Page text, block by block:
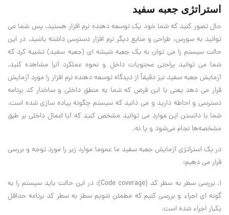
استراتژی جعبه سفید
حال تصور کنید که شما خود یک توسعه دهنده نرم افزار هستید، پس شما می
توانید به سورس، طراحی و منابع دیگر نرم افزار دسترسی داشته باشید. در این
حالت سیستم را می توان به یک جعبه شیشه ای (جعبه سفید) تشبیه کرد که
شما می توانید براحتی محتویات داخل و نحوه عملکرد آنرا مشاهده کنید.
آزمایش جعبه سفید نیز دقیقاً از دیدگاه توسعه دهنده نرم افزار را مورد آزمایش
قرار می دهد یعنی با این فرض که شما به منطق داخلی و ساختار کد برنامه
دسترسی و احاطه دارید و می دانید که سیستم چگونه پیاده سازی شده است.
شما با دانستن این موارد می توانید مشخص کنید که آیا اعمال داخلی بر طبق
مشخصه‌ها نجام می‌شود و یا نه.
در یک استراتژی آزمایش جعبه سفید ما عموما موارد زیر را مورد توجه و بررسی
قرار می دهیم:
۱. بررسی سطر به سطر کد (Code coverage): در این حالت باید سیستم را به
گونه ای اجراء و بررسی کنیم که مطمئن شویم سطر به سطر کد برنامه حداقل
یکبار اجراء شده است.